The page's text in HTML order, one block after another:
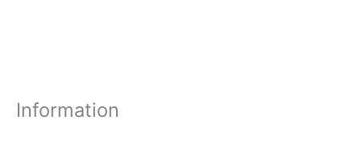
Information